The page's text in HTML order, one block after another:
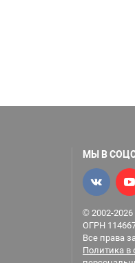
МЫ В
© 2002-
ОГРН
Все права
Политика в